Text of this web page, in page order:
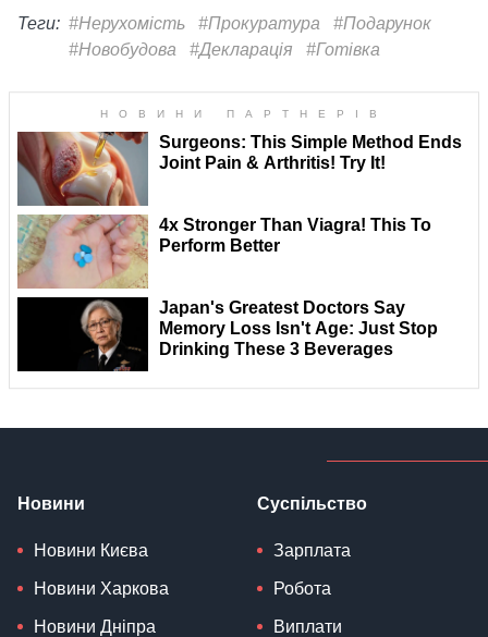
Теги: #Нерухомість #Прокуратура
#Подарунок
#Новобудова
#Декларація #Готівка
Новини
Новини Києва
Новини Харкова
Новини Дніпра
Суспільство
Зарплата
Робота
Виплати